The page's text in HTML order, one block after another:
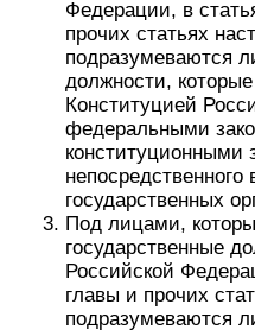
Федерации, в
прочих статьях
подразумеваются
должности,
Конституцией
федеральными
конституционными
государственных
Под лицами,
государственные
Российской
главы и прочих
подразумеваются